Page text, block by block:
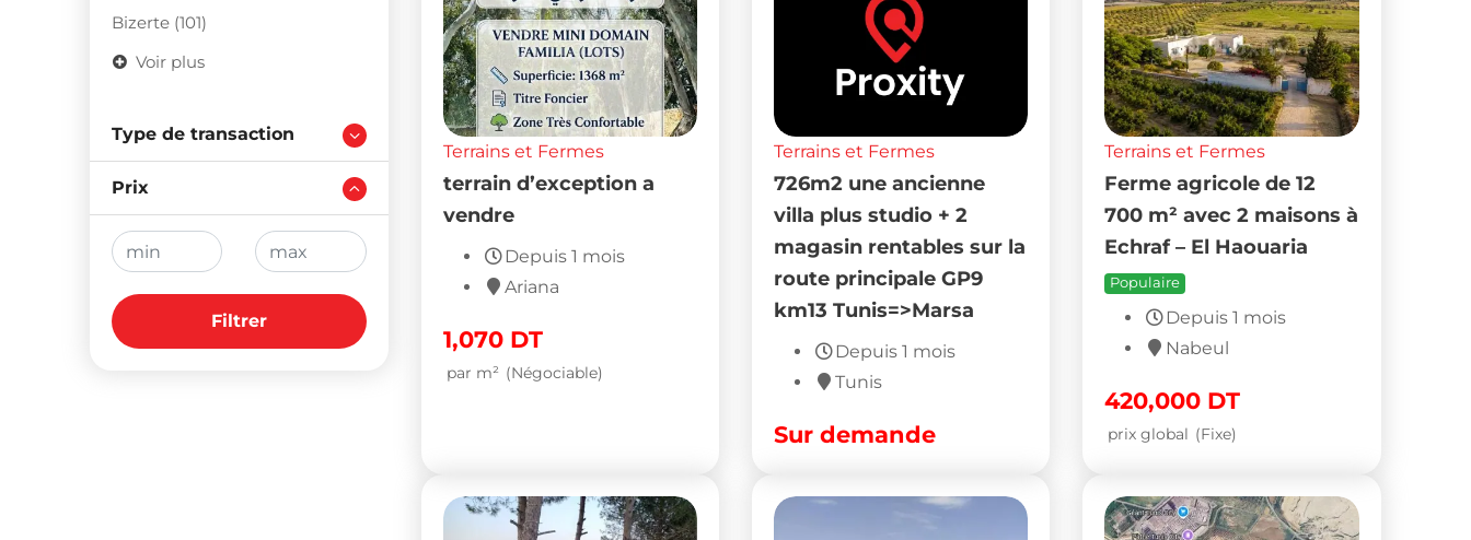
Bizerte (101)
Voir plus
Type de transaction
Prix
Filtrer
Terrains et Fermes
terrain d’exception a
vendre
Depuis 1 mois
Ariana
1,070 DT
par m² (Négociable)
Terrains et Fermes
726m2 une ancienne
villa plus studio + 2
magasin rentables sur la
route principale GP9
km13 Tunis=>Marsa
Depuis 1 mois
Tunis
Sur demande
Terrains et Fermes
Ferme agricole de 12
700 m² avec 2 maisons à
Echraf – El Haouaria
Populaire
Depuis 1 mois
Nabeul
420,000 DT
prix global (Fixe)